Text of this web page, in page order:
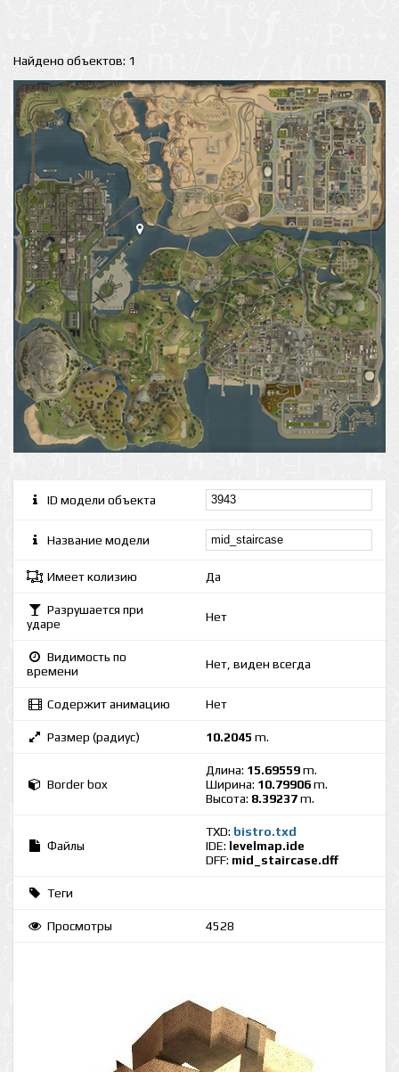
Найдено объектов: 1
ID модели объекта
Название модели
Имеет колизию Да
Разрушается при
ударе
Нет
Видимость по
времени
Нет, виден всегда
Содержит анимацию Нет
Размер (радиус) 10.2045 m.
Border box
Длина: 15.69559m.
Ширина: 10.79906m.
Высота: 8.39237m.
Файлы
TXD: bistro.txd
IDE: levelmap.ide
DFF: mid_staircase.dff
Теги
Просмотры 4528